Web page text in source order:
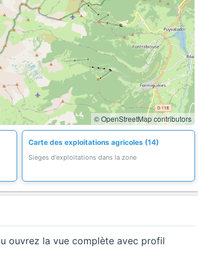
© OpenStreetMap contributors
Carte des exploitations agricoles (14)
Sieges d'exploitations dans la zone
ouvrez la vue complète avec profil